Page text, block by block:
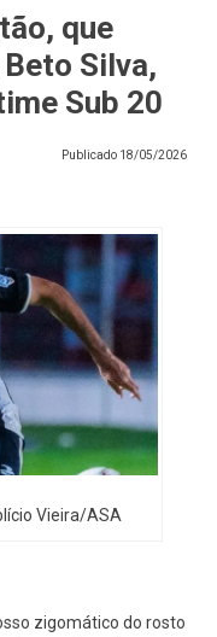
que
Silva,
Sub 20
Publicado 18/05/2026
Vieira/ASA
zigomático do rosto